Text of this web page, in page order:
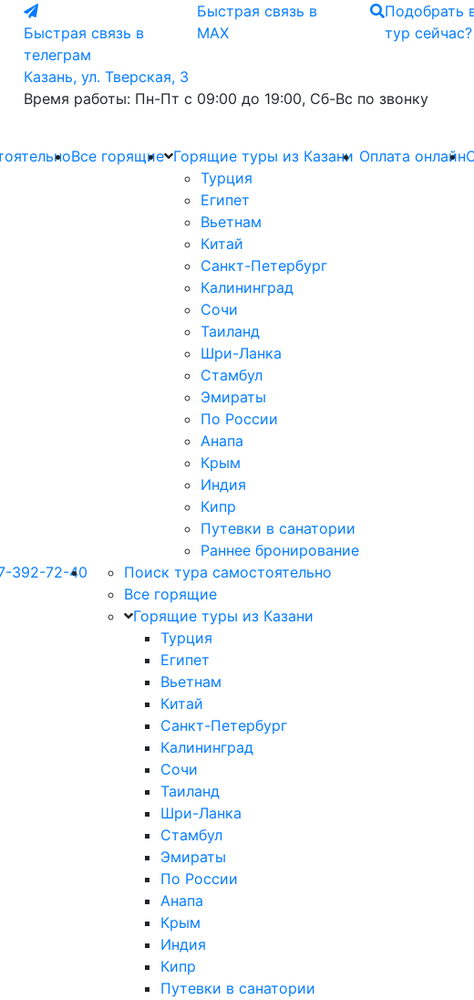
Быстрая связь в
телеграм
Быстрая связь в
MAX
Подобрать
тур сейчас?
Казань, ул. Тверская, 3
Время работы: Пн-Пт с 09:00 до 19:00, Сб-Вс по звонку
Все горящие Горящие туры из Казани
Турция
Египет
Вьетнам
Китай
Санкт-Петербург
Калининград
Сочи
Таиланд
Шри-Ланка
Стамбул
Эмираты
По России
Анапа
Крым
Индия
Кипр
Путевки в санатории
Раннее бронирование
Оплата онлайн
392-72-40
Поиск тура самостоятельно
Все горящие
Горящие туры из Казани
Турция
Египет
Вьетнам
Китай
Санкт-Петербург
Калининград
Сочи
Таиланд
Шри-Ланка
Стамбул
Эмираты
По России
Анапа
Крым
Индия
Кипр
Путевки в санатории